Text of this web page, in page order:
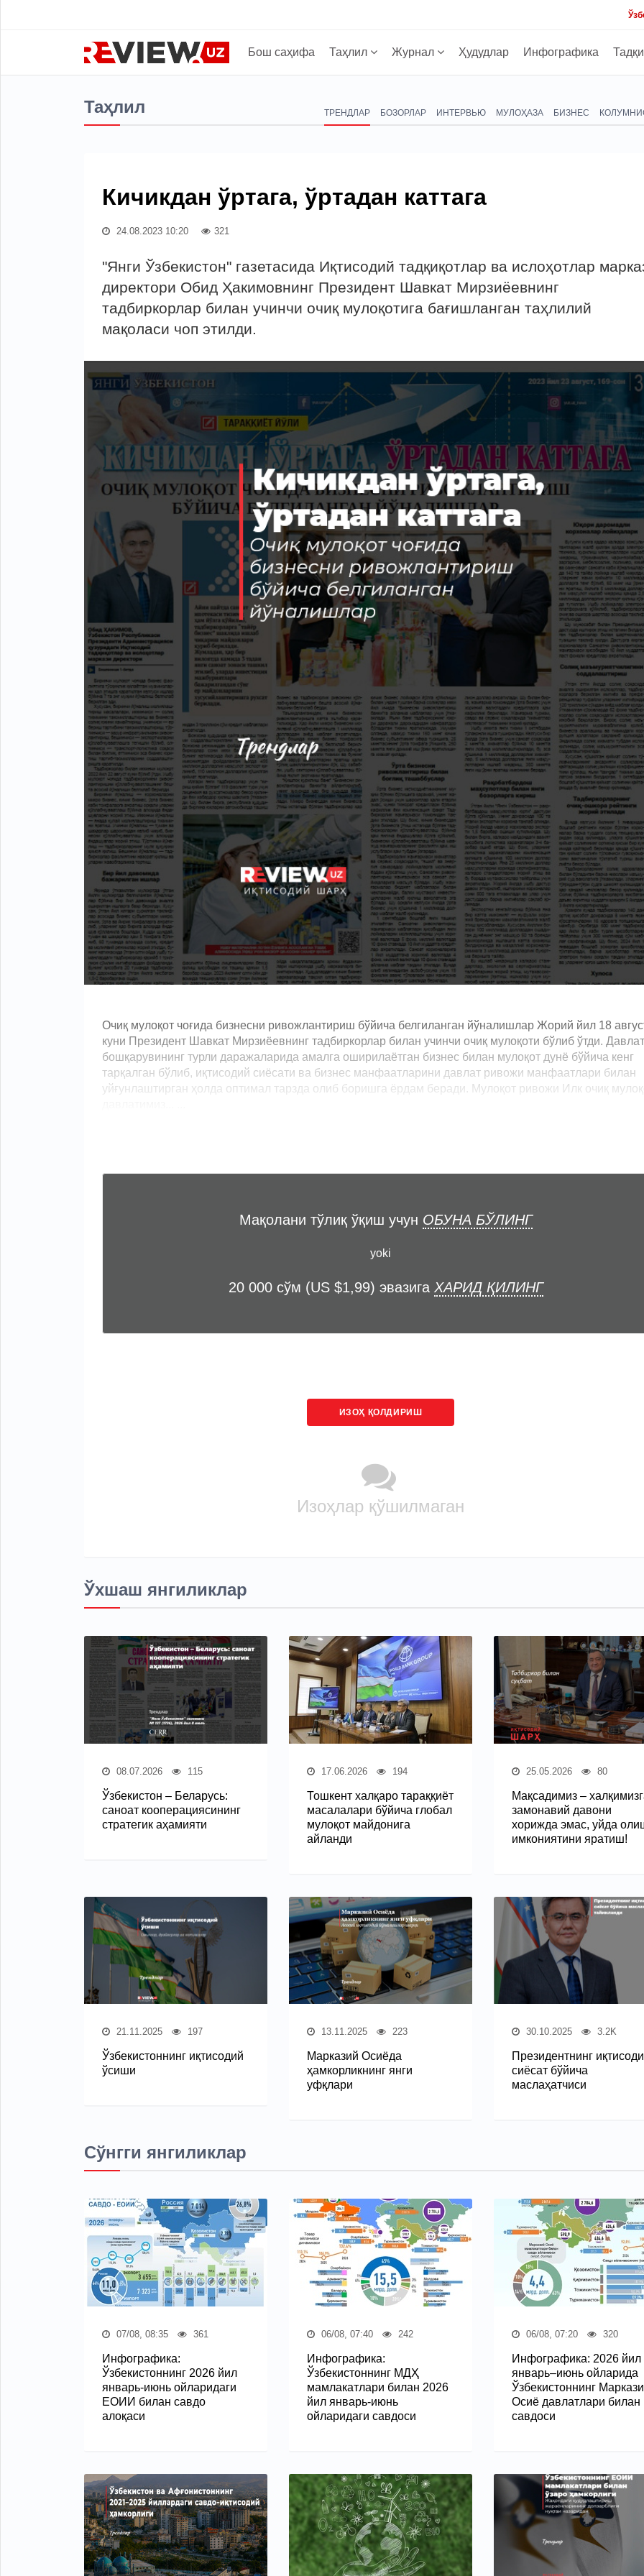
Бош саҳифа Таҳлил Журнал Ҳудудлар Инфографика
Таҳлил ТРЕНДЛАР БОЗОРЛАР ИНТЕРВЬЮ МУЛОҲАЗА БИЗНЕС
Кичикдан ўртага, ўртадан каттага
24.08.2023 10:20 321
"Янги Ўзбекистон" газетасида Иқтисодий тадқиқотлар ва ислоҳотлар
директори Обид Ҳакимовнинг Президент Шавкат Мирзиёевнинг
тадбиркорлар билан учинчи очиқ мулоқотига бағишланган таҳлилий
мақоласи чоп этилди.
Очиқ мулоқот чоғида бизнесни ривожлантириш бўйича белгиланган йўналишлар Жорий йил 18
куни Президент Шавкат Мирзиёевнинг тадбиркорлар билан учинчи очиқ мулоқоти бўлиб ўтди. Давлат
бошқарувининг турли даражаларида амалга оширилаётган бизнес билан мулоқот дунё бўйича кенг
тарқалган бўлиб, иқтисодий сиёсати ва бизнес манфаатларини давлат ривожи манфаатлари билан
уйғунлаштирган ҳолда оптимал тарзда олиб боришга ёрдам беради. Мулоқот ривожи Илк очиқ
Мақолани тўлиқ ўқиш учун ОБУНА БЎЛИНГ
yoki
20 000 сўм (US $1,99) эвазига ХАРИД ҚИЛИНГ
ИЗОҲ ҚОЛДИРИШ
Изоҳлар қўшилмаган
Ўхшаш янгиликлар
08.07.2026 115
Ўзбекистон – Беларусь:
саноат кооперациясининг
стратегик аҳамияти
17.06.2026 194
Тошкент халқаро тараққиёт
масалалари бўйича глобал
мулоқот майдонига
айланди
25.05.2026 80
Мақсадимиз –
замонавий давони
хорижда эмас, уйда
имкониятини яратиш!
21.11.2025 197
Ўзбекистоннинг иқтисодий
ўсиши
13.11.2025 223
Марказий Осиёда
ҳамкорликнинг янги
уфқлари
30.10.2025 3.2K
Президентнинг
сиёсат бўйича
маслаҳатчиси
Сўнгги янгиликлар
07/08, 08:35 361
Инфографика:
Ўзбекистоннинг 2026 йил
январь-июнь ойларидаги
ЕОИИ билан савдо
алоқаси
06/08, 07:40 242
Инфографика:
Ўзбекистоннинг МДҲ
мамлакатлари билан 2026
йил январь-июнь
ойларидаги савдоси
06/08, 07:20 320
Инфографика: 2026 йил
январь–июнь ойларида
Ўзбекистоннинг
Осиё давлатлари билан
савдоси